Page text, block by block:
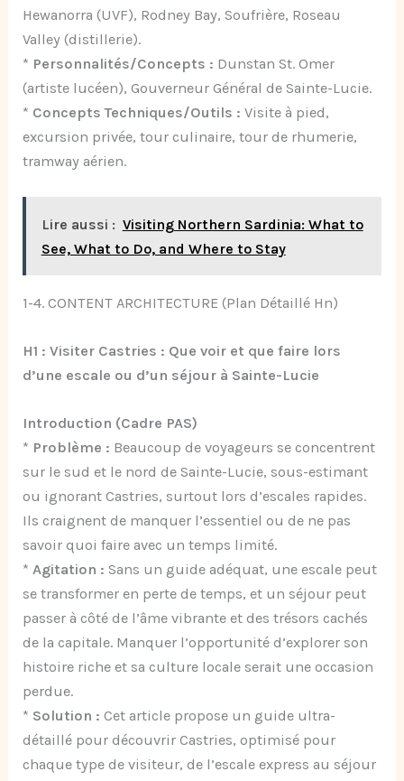
Hewanorra (UVF), Rodney Bay, Soufrière, Roseau
Valley (distillerie).
* Personnalités/Concepts : Dunstan St. Omer
(artiste lucéen), Gouverneur Général de Sainte-Lucie.
* Concepts Techniques/Outils : Visite à pied,
excursion privée, tour culinaire, tour de rhumerie,
tramway aérien.
Lire aussi : Visiting Northern Sardinia: What to
See, What to Do, and Where to Stay
1-4. CONTENT ARCHITECTURE (Plan Détaillé Hn)
H1 : Visiter Castries : Que voir et que faire lors
d’une escale ou d’un séjour à Sainte-Lucie
Introduction (Cadre PAS)
* Problème : Beaucoup de voyageurs se concentrent
sur le sud et le nord de Sainte-Lucie, sous-estimant
ou ignorant Castries, surtout lors d’escales rapides.
Ils craignent de manquer l’essentiel ou de ne pas
savoir quoi faire avec un temps limité.
*Agitation : Sans un guide adéquat, une escale peut
se transformer en perte de temps, et un séjour peut
passer à côté de l’âme vibrante et des trésors cachés
de la capitale. Manquer l’opportunité d’explorer son
histoire riche et sa culture locale serait une occasion
perdue.
* Solution : Cet article propose un guide ultra-
détaillé pour découvrir Castries, optimisé pour
chaque type de visiteur, de l’escale express au séjour